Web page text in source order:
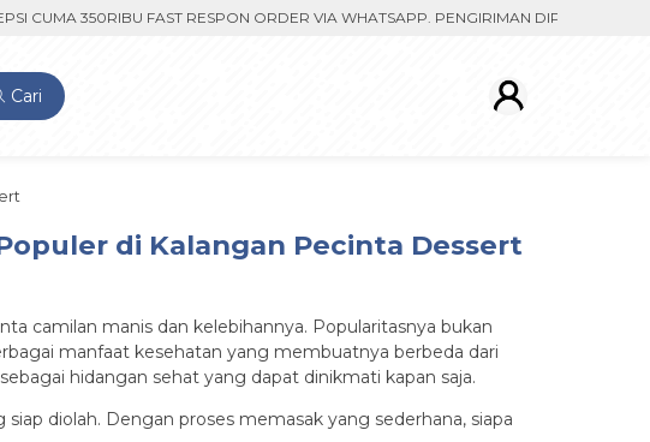
350RIBU FAST RESPON ORDER VIA WHATSAPP. PENGIRIMAN DIPROSES SETELAH
Cari
di Kalangan Pecinta Dessert
camilan manis dan kelebihannya. Popularitasnya bukan
manfaat kesehatan yang membuatnya berbeda dari
hidangan sehat yang dapat dinikmati kapan saja.
diolah. Dengan proses memasak yang sederhana, siapa